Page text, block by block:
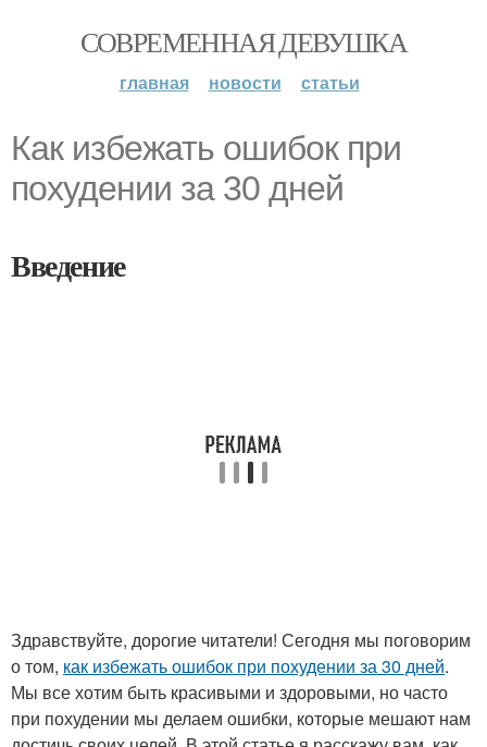
СОВРЕМЕННАЯ ДЕВУШКА
главная новости статьи
Как избежать ошибок при
похудении за 30 дней
Введение
Здравствуйте, дорогие читатели! Сегодня мы поговорим
о том, как избежать ошибок при похудении за 30 дней.
Мы все хотим быть красивыми и здоровыми, но часто
при похудении мы делаем ошибки, которые мешают нам